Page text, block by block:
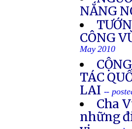
NẮNG
CÔNG
May 2010
TÁC
LAI --
Cha
những